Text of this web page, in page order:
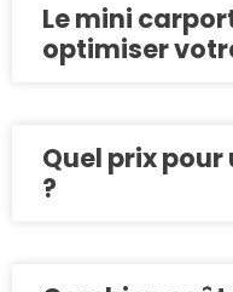
Le mini
optimiser
Quel prix
?